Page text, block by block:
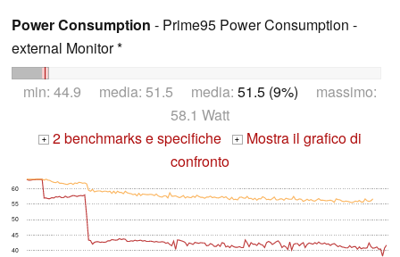
Power Consumption - Prime95 Power Consumption -
external Monitor *
min: 44.9 media: 51.5 media: 51.5 (9%) massimo:
58.1 Watt
+ 2 benchmarks e specifiche + Mostra il grafico di
confronto
40
45
50
55
60